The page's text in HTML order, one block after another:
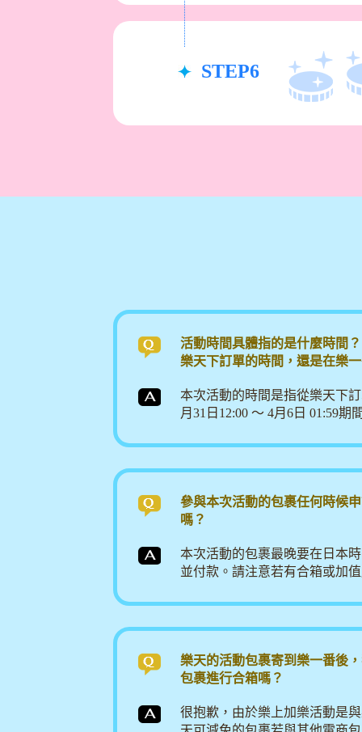
STEP6
活動時間具體指的是什麼時間？
樂天下訂單的時間，還是在樂
本次活動的時間是指從樂天下
月31日12:00 ～ 4月6日 01:59期
參與本次活動的包裹任何時候
嗎？
本次活動的包裹最晚要在日本
並付款。請注意若有合箱或加
樂天的活動包裹寄到樂一番後
包裹進行合箱嗎？
很抱歉，由於樂上加樂活動是